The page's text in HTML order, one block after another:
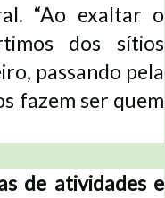
“Ao exaltar o
dos sítios
passando pela
fazem ser quem
de atividades e